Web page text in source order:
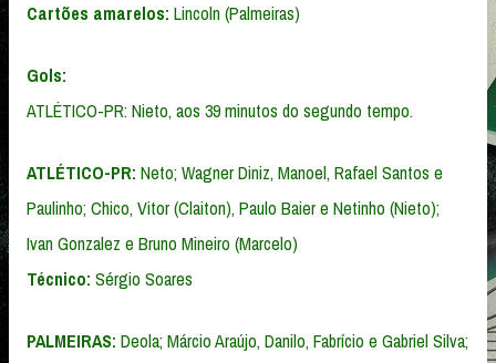
Cartões amarelos: Lincoln (Palmeiras)
Gols:
ATLÉTICO-PR: Nieto, aos 39 minutos do segundo tempo.
ATLÉTICO-PR: Neto; Wagner Diniz, Manoel, Rafael Santos e
Paulinho; Chico, Vitor (Claiton), Paulo Baier e Netinho (Nieto);
Ivan Gonzalez e Bruno Mineiro (Marcelo)
Técnico: Sérgio Soares
PALMEIRAS: Deola; Márcio Araújo, Danilo, Fabrício e Gabriel Silva;